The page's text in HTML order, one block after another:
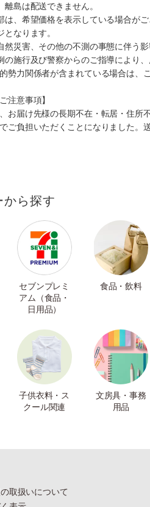
島は配送できません。
、希望価格を表示している場合がご
なります。
然災害、その他の不測の事態に伴う
の施行及び警察からのご指導により
勢力関係者が含まれている場合は、
注意事項】
お届け先様の長期不在・転居・住所
ご負担いただくことになりました。
から探す
セブンプレミ
アム（食品・
日用品）
食品・飲料
子供衣料・ス
クール関連
文房具・事務
用品
取扱いについて